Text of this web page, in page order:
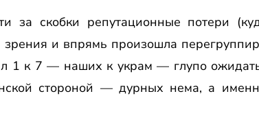
за скобки репутационные потери
зрения и впрямь произошла
1 к 7 — наших к украм — глупо
стороной — дурных нема, а